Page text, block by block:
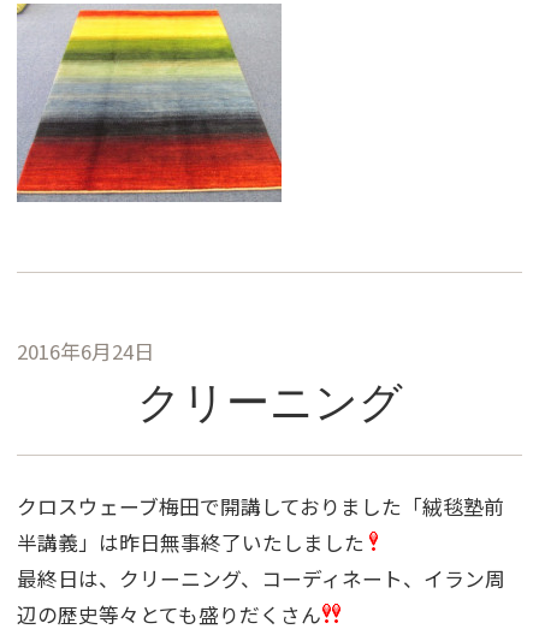
2016年6月24日
クリーニング
クロスウェーブ梅田で開講しておりました「絨毯塾前
半講義」は昨日無事終了いたしました
最終日は、クリーニング、コーディネート、イラン周
辺の歴史等々とても盛りだくさん